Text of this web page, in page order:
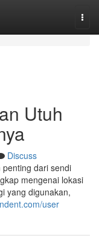
Utuh
Discuss
dari sendi
mengenai lokasi
yang digunakan,
user